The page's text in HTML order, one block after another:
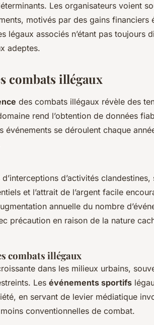
Les organisateurs voient
motivés par des gains financiers
légaux associés n’étant pas toujours
adeptes.
combats illégaux
des combats illégaux révèle des
rend l’obtention de données
se déroulent chaque
d’activités clandestines,
et l’attrait de l’argent facile
annuelle du nombre
précaution en raison de la nature
combats illégaux
dans les milieux urbains,
Les événements sportifs
en servant de levier médiatique
conventionnelles de combat.